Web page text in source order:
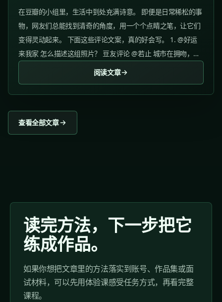
在豆瓣的小组里，生活中到处充满诗意。 即便是日常稀松的事
物，网友们总能找到清奇的角度，用一个个点睛之笔，让它们
变得灵动起来。 下面这些评论文案，真的好会写。 1. @好运
来我家 怎么描述这组照片？ 豆友评论 @若止 城市在拥吻，恋
人醉黄昏。 2. @西瓜 毕业晚会后的垃圾桶，装满了荧光棒，
该怎么形容？ 豆友评论...
阅读文章
查看全部文章
读完方法，下一步把它
练成作品。
如果你想把文章里的方法落实到账号、作品集或面
试材料，可以先用体验课感受任务方式，再看完整
课程。